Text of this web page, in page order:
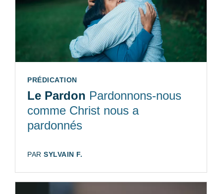
TYPE:
PRÉDICATION
Le Pardon Pardonnons-nous
comme Christ nous a
pardonnés
AUTEUR:
PAR SYLVAIN F.